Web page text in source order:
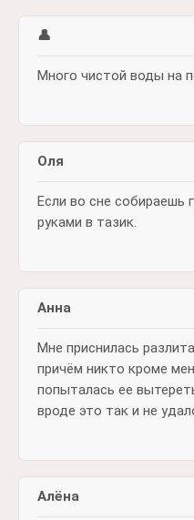
👤
Много чистой воды на
Оля
Если во сне собираешь
руками в тазик.
Анна
Мне приснилась
причём никто кроме
попыталась ее
вроде это так и не
Алёна